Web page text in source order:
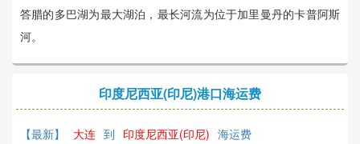
答腊的多巴湖为最大湖泊，最长河流为位于加里曼丹的卡普阿斯
河。
印度尼西亚(印尼)港口海运费
【最新】 大连 到 印度尼西亚(印尼) 海运费